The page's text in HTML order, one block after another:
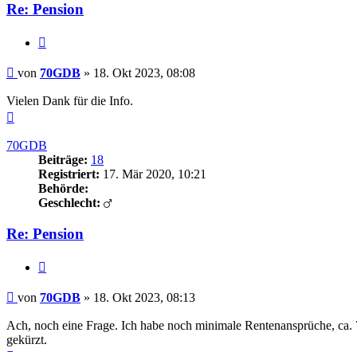
Re: Pension
Beitrag
von 70GDB » 18. Okt 2023, 08:08
Vielen Dank für die Info.
70GDB
Beiträge: 18
Registriert: 17. Mär 2020, 10:21
Behörde:
Geschlecht:
Re: Pension
Beitrag
von 70GDB » 18. Okt 2023, 08:13
Ach, noch eine Frage. Ich habe noch minimale Rentenansprüche,
gekürzt.